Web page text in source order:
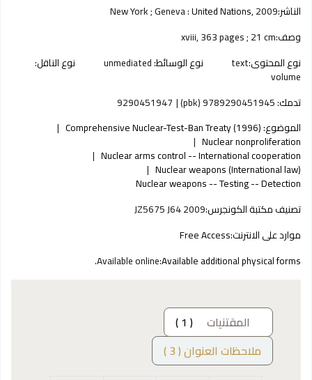
الناشر:
New York ; Geneva :United Nations,2009
وصف:xviii, 363 pages ; 21 cm
نوع المحتوى:text نوع الوسائط:unmediated نوع الناقل:
volume
تدمك:9789290451945 (pbk)
9290451947
الموضوع:Comprehensive Nuclear-Test-Ban Treaty (1996)
Nuclear nonproliferation
Nuclear arms control -- International cooperation
Nuclear weapons (International law)
Nuclear weapons -- Testing -- Detection
تصنيف مكتبة الكونجرس:JZ5675 J64 2009
موارد على الانترنت:Free Access
Available additional physical forms:
Available online.
المقتنيات
( 1 )
ملاحظات العنوان ( 3 )